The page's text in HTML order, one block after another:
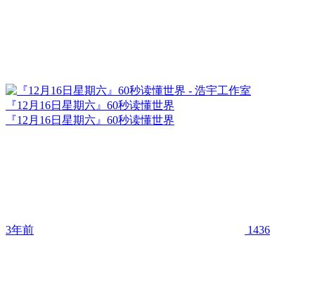
『12月16日星期六』60秒读懂世界
『12月16日星期六』60秒读懂世界
3年前 1436